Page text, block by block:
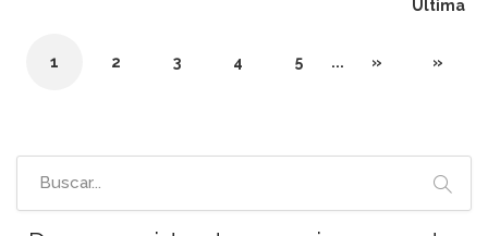
1 2 3 4 5 ... »
Última
»